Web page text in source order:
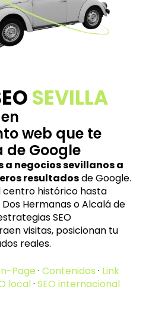
SEVILLA
web que te
de Google
a negocios sevillanos a
resultadosde Google.
centro histórico hasta
Hermanas o Alcalá de
SEO
visitas, posicionan tu
reales.
Page ·Contenidos · Link
local·SEO internacional